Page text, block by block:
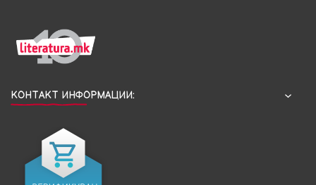
КОНТАКТ ИНФОРМАЦИИ: